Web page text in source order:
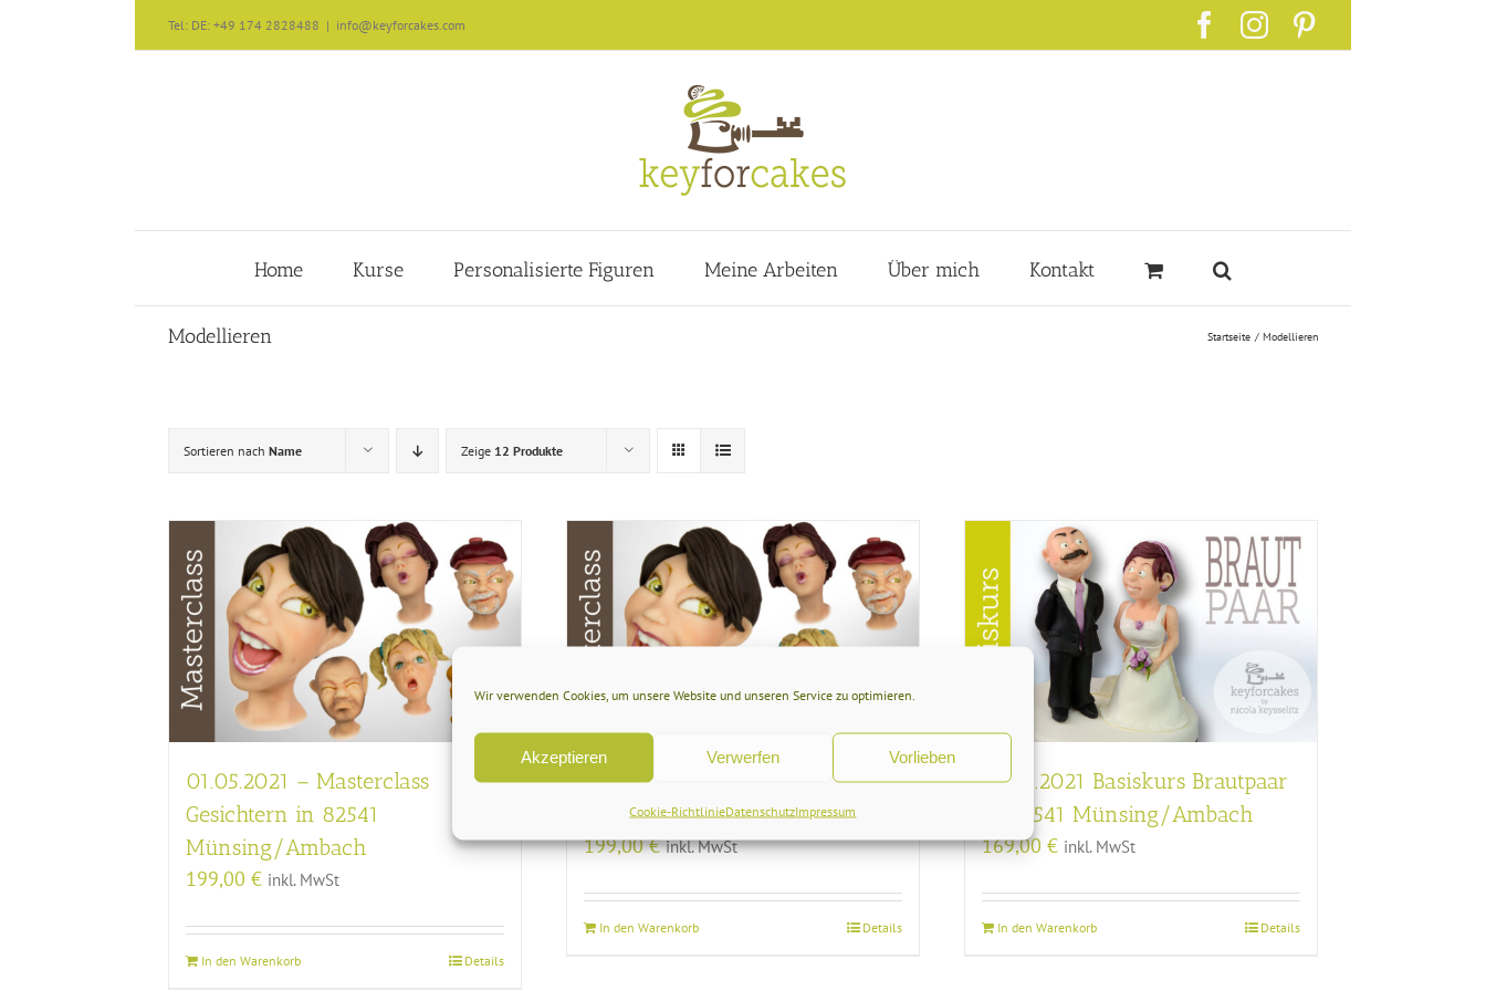
Wir verwenden Cookies, um unsere Website und unseren Service zu optimieren.
Akzeptieren Verwerfen Vorlieben
Cookie-RichtlinieDatenschutzImpressum
Tel: DE: +49 174 2828488 | info@keyforcakes.com Facebook
Instagram
Home Kurse Personalisierte Figuren Meine Arbeiten Über mich Kontakt
Modellieren Startseite Modellieren
Sortieren nach Name Zeige 12 Produkte
01.05.2021 – Masterclass
Gesichtern in 82541
Münsing/Ambach
199,00 € inkl. MwSt
In den Warenkorb Details
20.06.2021 – Masterclass
Gesichter in 84056 Rottenburg
199,00€ inkl. MwSt
In den Warenkorb Details
25.04.2021 Basiskurs Brautpaar
in 82541 Münsing/Ambach
169,00 € inkl. MwSt
In den Warenkorb Details